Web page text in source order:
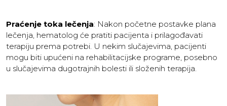
Praćenje toka lečenja: Nakon početne postavke plana
lečenja, hematolog će pratiti pacijenta i prilagođavati
terapiju prema potrebi. U nekim slučajevima, pacijenti
mogu biti upućeni na rehabilitacijske programe, posebno
u slučajevima dugotrajnih bolesti ili složenih terapija.